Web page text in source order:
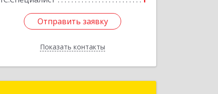
Отправить заявку
Показать контакты
Отправить заявку
Назад